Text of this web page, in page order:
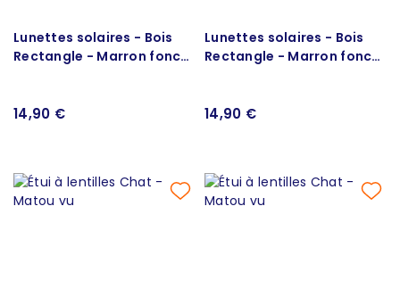
Lunettes solaires - Bois
Rectangle - Marron foncé
14,90 €
Lunettes solaires - Bois
Rectangle - Marron foncé
14,90 €